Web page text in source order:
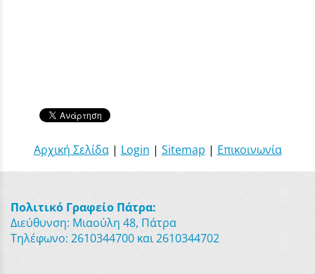
Αρχική Σελίδα| Login | Sitemap | Επικοινωνία
Πολιτικό Γραφείο Πάτρα:
Διεύθυνση: Μιαούλη 48, Πάτρα
Τηλέφωνο: 2610344700 και 2610344702